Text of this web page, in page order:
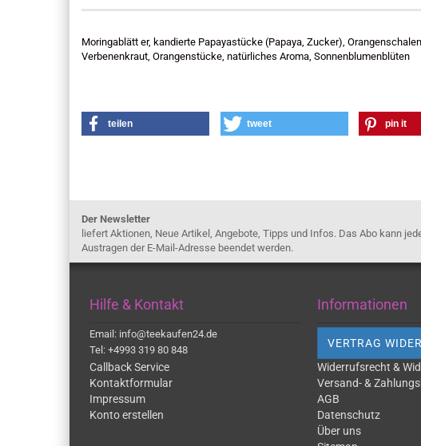
Moringablätt er, kandierte Papayastücke (Papaya, Zucker),
Verbenenkraut, Orangenstücke, natürliches Aroma, Sonnenblumenblüten
teilen tweet pin it
Der Newsletter
liefert Aktionen, Neue Artikel, Angebote, Tipps und Infos. Das Abo kann
Austragen der E-Mail-Adresse beendet werden.
Hilfe & Kontakt
Email: info@teekaufen24.de
Tel: +4993 319 80 848
Callback Service
Kontaktformular
Impressum
Konto erstellen
Informationen
VERTRAG
Widerrufsrecht &
Versand- &
AGB
Datenschutz
Über uns